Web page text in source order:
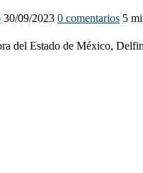
30/09/2023 0 comentarios 5
del Estado de México,